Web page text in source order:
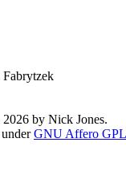
Fabrytzek
by Nick Jones.
GNU Affero GPL